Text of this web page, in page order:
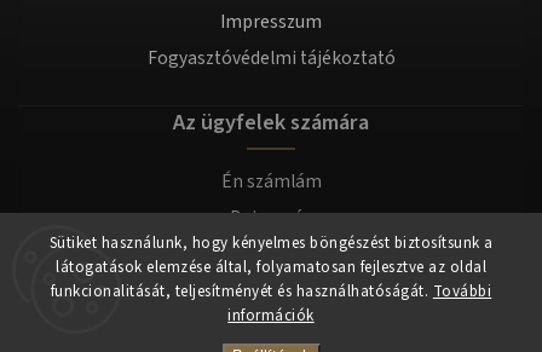
Sütiket használunk, hogy kényelmes böngészést biztosítsunk a
látogatások elemzése által, folyamatosan fejlesztve az oldal
funkcionalitását, teljesítményét és használhatóságát. További
információk
Impresszum
Fogyasztóvédelmi tájékoztató
Az ügyfelek számára
Én számlám
Bejegyzés
Bejelentkezés